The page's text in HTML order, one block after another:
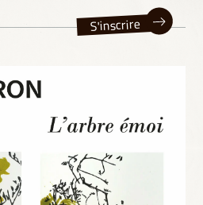
S'inscrire